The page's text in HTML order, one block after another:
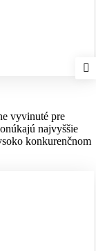
vyvinuté pre
najvyššie
konkurenčnom